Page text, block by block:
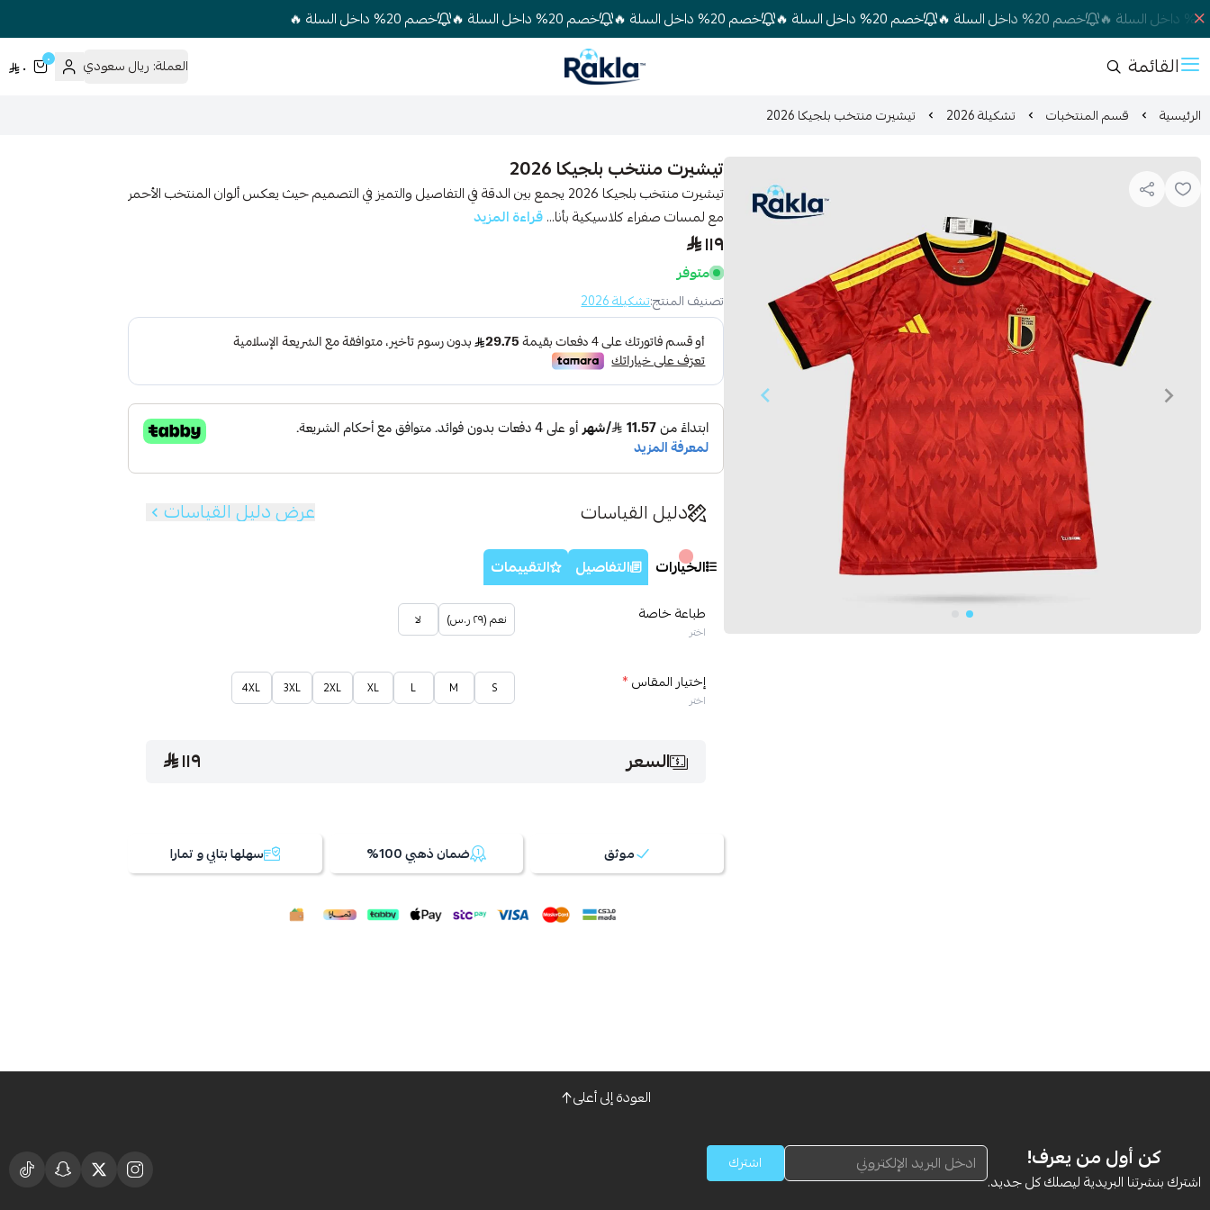
خصم 20% داخل السلة 🔥 خصم 20% داخل السلة 🔥 خصم 20% داخل السلة 🔥 خصم 20% داخل السلة 🔥 خصم 20% داخل السلة 🔥
القائمة Rakla العملة: ريال سعودي ٠ ٠
الرئيسية قسم المنتخبات تشكيلة 2026 تيشيرت منتخب بلجيكا 2026
تيشيرت منتخب بلجيكا 2026
تيشيرت منتخب بلجيكا 2026 يجمع بين الدقة في التفاصيل والتميز في التصميم حيث يعكس ألوان المنتخب الأحمر
مع لمسات صفراء كلاسيكية بأنا...قراءة المزيد
١١٩
متوفر
تصنيف المنتج:تشكيلة 2026
دليل القياسات عرض دليل القياسات
الخيارات التفاصيل التقييمات
طباعة خاصة
اختر
نعم (٢٩ ر.س) لا
إختيار المقاس*
اختر
S
M
L
XL
2XL
3XL
4XL
السعر ١١٩
موثق ضمان ذهبي 100% سهلها بتابي و تمارا
العودة إلى أعلى
كن أول من يعرف!
اشترك بنشرتنا البريدية ليصلك كل جديد.
اشترك